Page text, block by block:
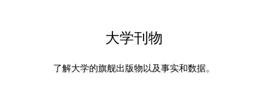
大学刊物
了解大学的旗舰出版物以及事实和数据。